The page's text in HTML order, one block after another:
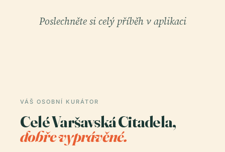
Poslechněte si celý příběh v aplikaci
VÁŠ OSOBNÍ KURÁTOR
Celé Varšavská Citadela,
dobře vyprávěné.